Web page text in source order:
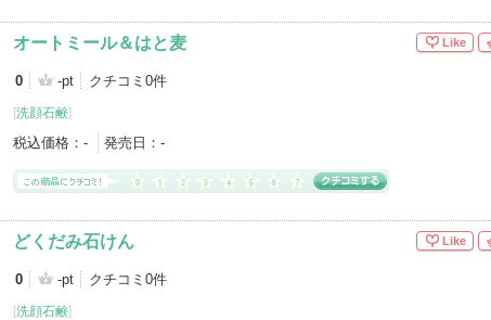
オートミール＆はと麦
0 -pt クチコミ0件
[洗顔石鹸]
税込価格： - 発売日： -
Like
どくだみ石けん
0 -pt クチコミ0件
[洗顔石鹸]
Like